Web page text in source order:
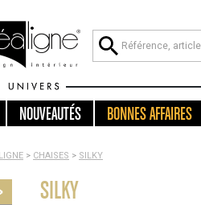
NOUVEAUTÉS BONNES AFFAIRES
> CHAISES > SILKY
SILKY